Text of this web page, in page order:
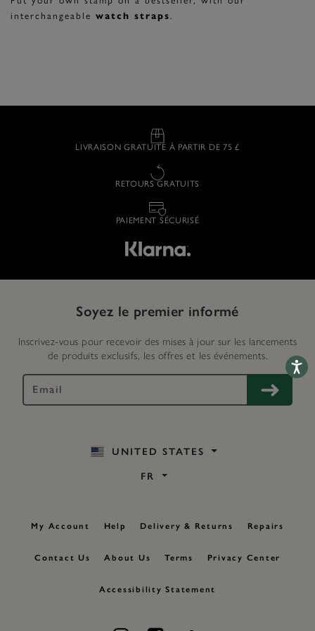
interchangeable watch straps.
LIVRAISON GRATUITE À PARTIR DE 75 £
RETOURS GRATUITS
PAIEMENT SÉCURISÉ
Soyez le premier informé
Inscrivez-vous pour recevoir des mises à jour sur les lancements
de produits exclusifs, les offres et les événements.
UNITED STATES
FR
My Account Help Delivery & Returns Repairs
Contact Us About Us Terms Privacy Center
Accessibility Statement